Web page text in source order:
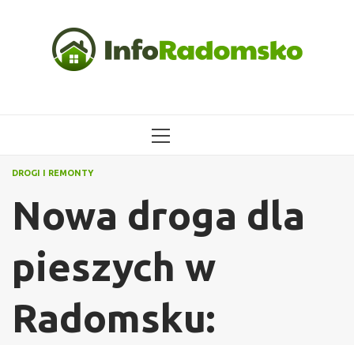
MENU
DROGI I REMONTY
Nowa droga dla
pieszych w
Radomsku: